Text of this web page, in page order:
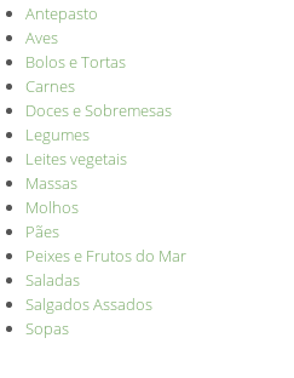
Antepasto
Aves
Bolos e Tortas
Carnes
Doces e Sobremesas
Legumes
Leites vegetais
Massas
Molhos
Pães
Peixes e Frutos do Mar
Saladas
Salgados Assados
Sopas